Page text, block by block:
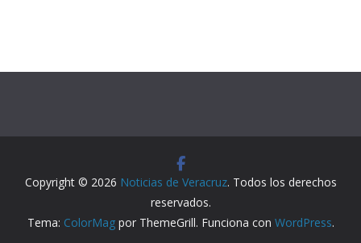
Copyright © 2026 Noticias de Veracruz. Todos los derechos
reservados.
Tema: ColorMagpor ThemeGrill. Funciona con WordPress.